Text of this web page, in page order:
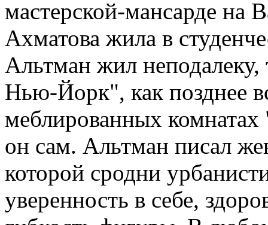
мастерской-мансарде на
Ахматова жила в
Альтман жил
Нью-Йорк", как позднее
меблированных
он сам. Альтман писал
которой сродни
уверенность в себе,